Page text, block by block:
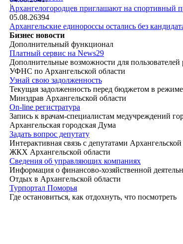
|Архангелогородцев приглашают на спортивный
05.08.26394
Архангельские единороссы остались без
Бизнес новости
Дополнительный функционал
Платный сервис на News29
Дополнительные возможности для пользователей
УФНС по Архангельской области
Узнай свою задолженность
Текущая задолженность перед бюджетом в
Минздрав Архангельской области
On-line регистратура
Запись к врачам-специалистам медучреждений
Архангельская городская Дума
Задать вопрос депутату
Интерактивная связь с депутатами
ЖКХ Архангельской области
Сведения об управляющих компаниях
Информация о финансово-хозяйственной
Отдых в Архангельской области
Турпортал Поморья
Где остановиться, как отдохнуть, что посмотреть